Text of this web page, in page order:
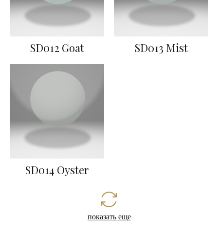
SD012 Goat SD013 Mist
SD014 Oyster
показать еще